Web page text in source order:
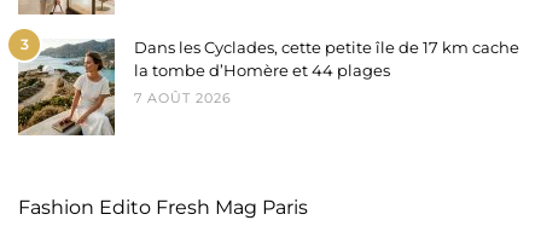
3
Dans les Cyclades, cette petite île de 17 km cache
la tombe d’Homère et 44 plages
7 AOÛT 2026
Fashion Edito Fresh Mag Paris